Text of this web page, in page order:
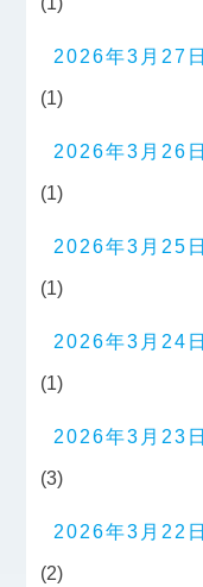
2026年3月27日
(1)
2026年3月26日
(1)
2026年3月25日
(1)
2026年3月24日
(1)
2026年3月23日
(3)
2026年3月22日
(2)